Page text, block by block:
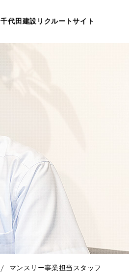
千代田建設 リクルートサイト
マンスリー事業担当スタッフ